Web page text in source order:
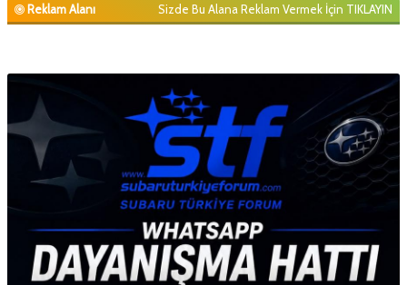
Reklam Alanı Sizde Bu Alana Reklam Vermek İçin TIKLAYIN